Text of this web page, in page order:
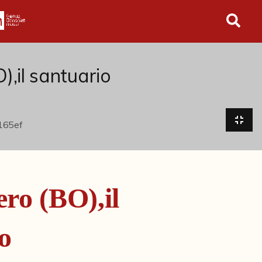
santuario
(BO),il